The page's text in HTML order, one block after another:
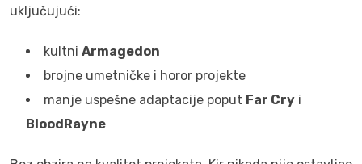
uključujući:
kultni Armagedon
brojne umetničke i horor projekte
manje uspešne adaptacije poput Far Cry i
BloodRayne